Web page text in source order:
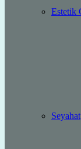
Estetik
Seyahat